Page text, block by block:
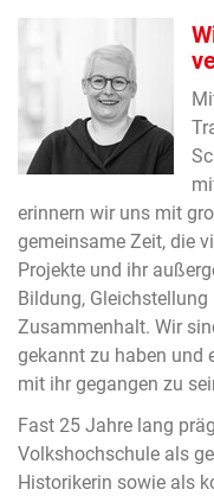
erinnern wir uns mit
gemeinsame Zeit, die
Projekte und ihr
Bildung,
Zusammenhalt. Wir
gekannt zu haben und
mit ihr gegangen zu
Fast 25 Jahre lang
Volkshochschule als
Historikerin sowie als